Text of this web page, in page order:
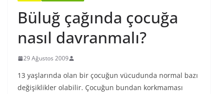
Büluğ çağında çocuğa
nasıl davranmalı?
29 Ağustos 2009
13 yaşlarında olan bir çocuğun vücudunda normal bazı
değişiklikler olabilir. Çocuğun bundan korkmaması